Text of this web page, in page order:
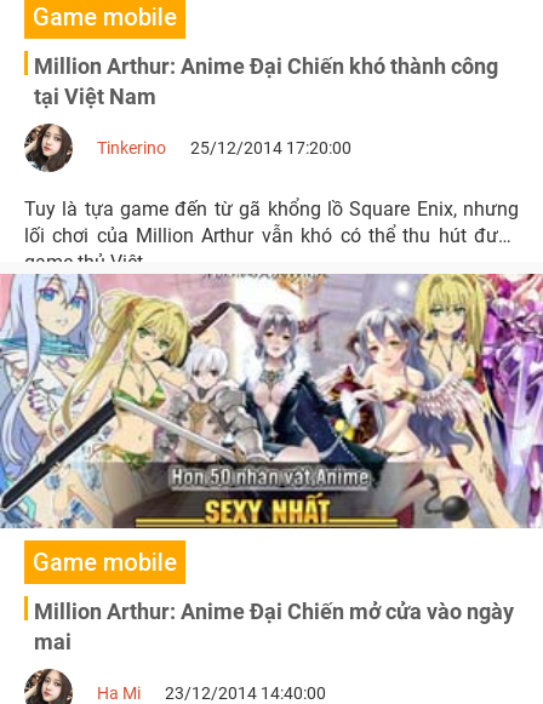
Game mobile
Million Arthur: Anime Đại Chiến khó thành công
tại Việt Nam
Tinkerino 25/12/2014 17:20:00
Tuy là tựa game đến từ gã khổng lồ Square Enix, nhưng
lối chơi của Million Arthur vẫn khó có thể thu hút được
game thủ Việt.
Game mobile
Million Arthur: Anime Đại Chiến mở cửa vào ngày
mai
Ha Mi 23/12/2014 14:40:00